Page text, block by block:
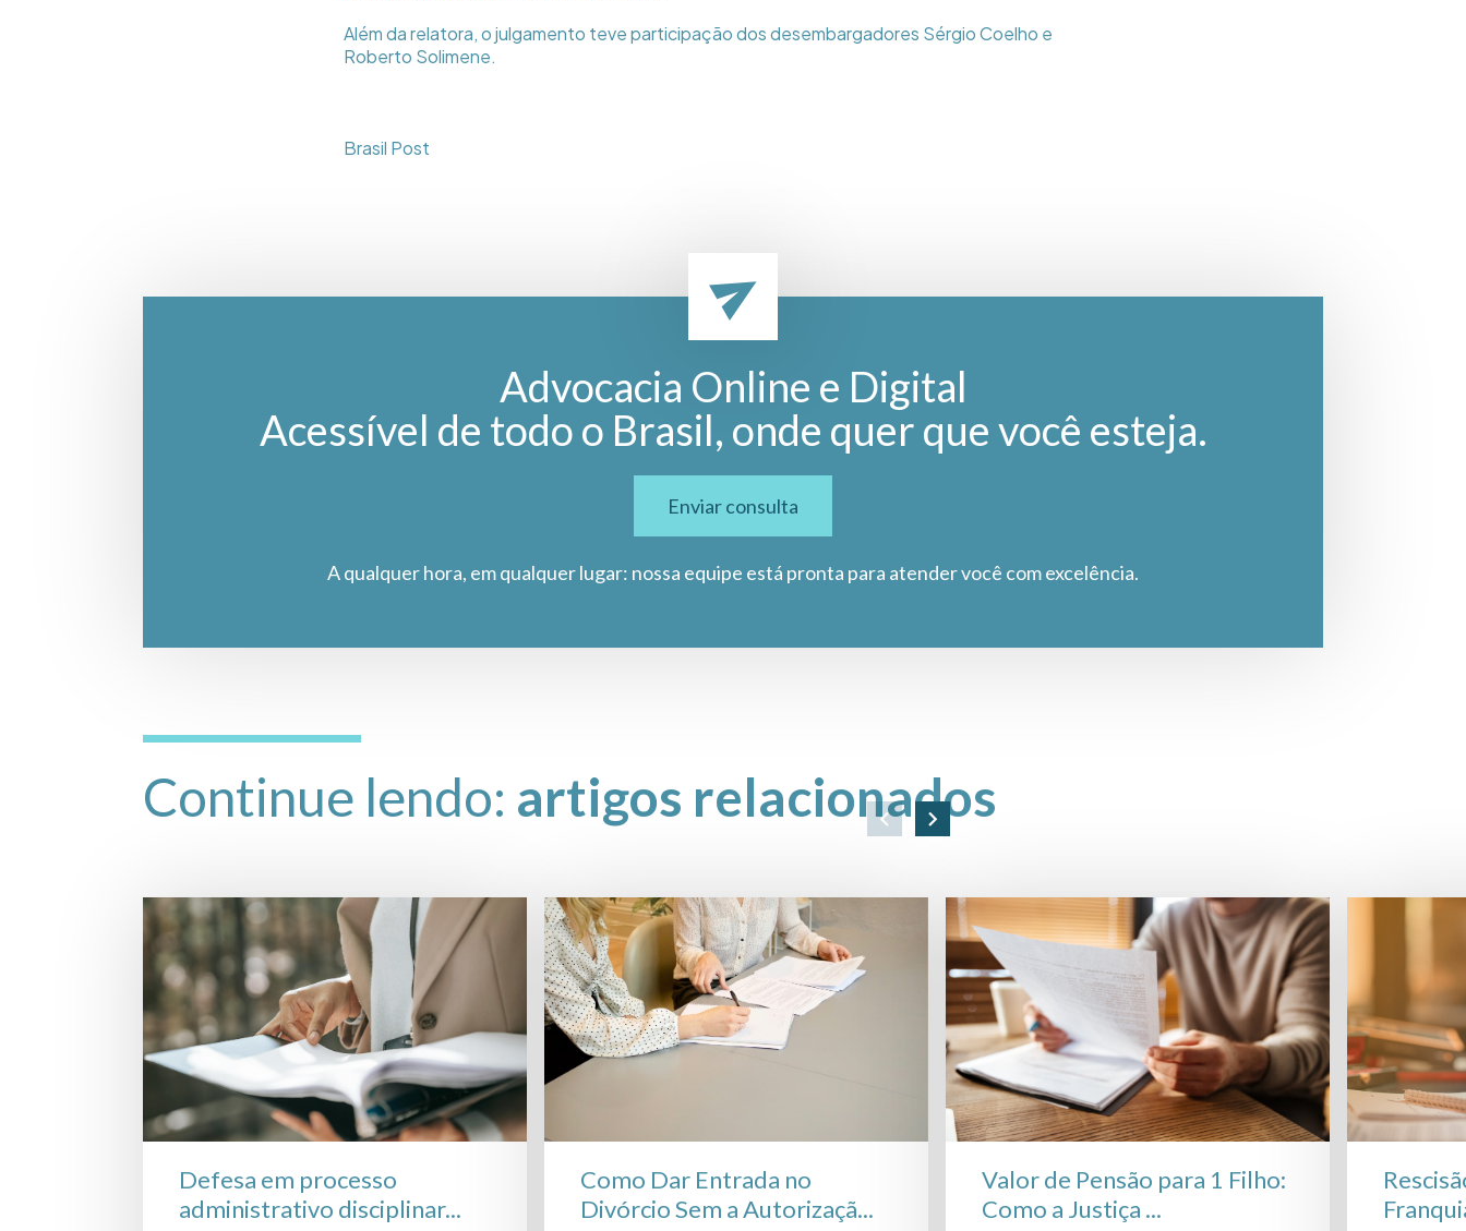
Além da relatora, o julgamento teve participação dos desembargadores Sérgio Coelho e
Roberto Solimene.
Brasil Post
Advocacia Online e Digital
Acessível de todo o Brasil, onde quer que você esteja.
Enviar consulta
A qualquer hora, em qualquer lugar: nossa equipe está pronta para atender você com excelência.
Continue lendo: artigos relacionados
Defesa em processo
administrativo disciplinar...
Como Dar Entrada no
Divórcio Sem a Autorizaçã...
Valor de Pensão para 1 Filho:
Como a Justiça ...